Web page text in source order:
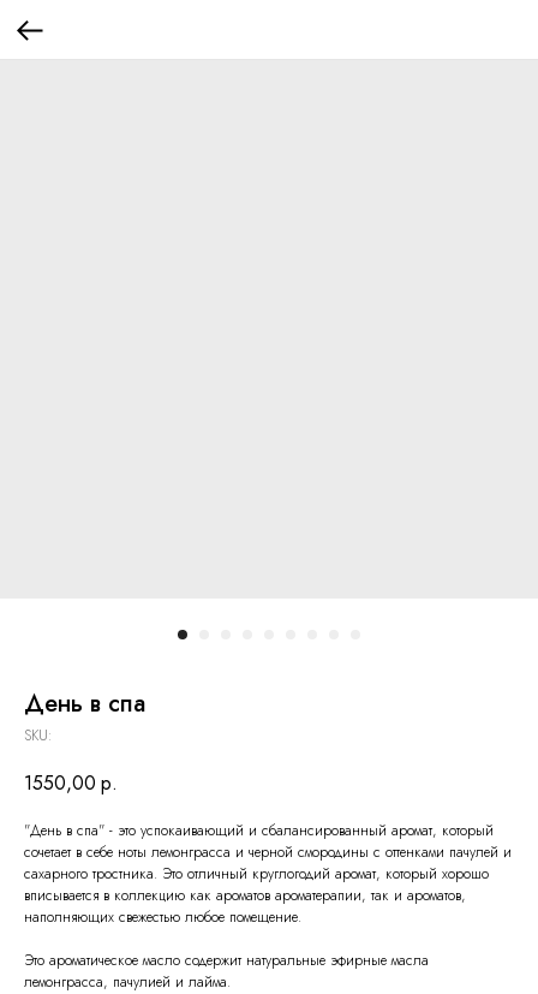
День в спа
SKU:
1550,00 р.
"День в спа" - это успокаивающий и сбалансированный аромат, который
сочетает в себе ноты лемонграсса и черной смородины с оттенками пачулей и
сахарного тростника. Это отличный круглогодий аромат, который хорошо
вписывается в коллекцию как ароматов ароматерапии, так и ароматов,
наполняющих свежестью любое помещение.
Это ароматическое масло содержит натуральные эфирные масла
лемонграсса, пачулией и лайма.